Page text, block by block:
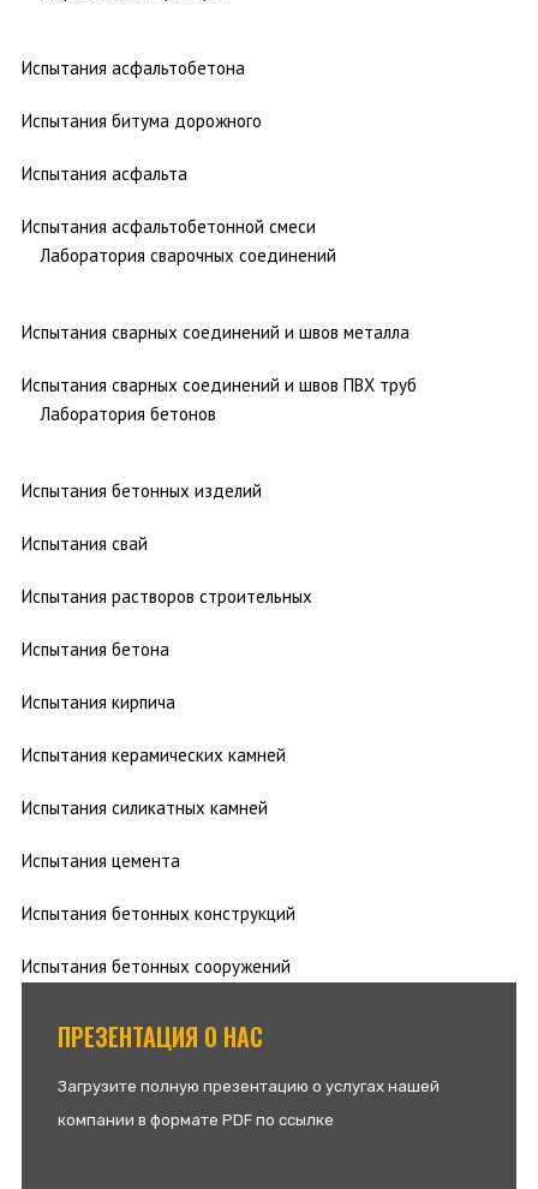
Испытания асфальтобетона
Испытания битума дорожного
Испытания асфальта
Испытания асфальтобетонной смеси
Лаборатория сварочных соединений
Испытания сварных соединений и швов металла
Испытания сварных соединений и швов ПВХ труб
Лаборатория бетонов
Испытания бетонных изделий
Испытания свай
Испытания растворов строительных
Испытания бетона
Испытания кирпича
Испытания керамических камней
Испытания силикатных камней
Испытания цемента
Испытания бетонных конструкций
Испытания бетонных сооружений
ПРЕЗЕНТАЦИЯ О НАС
Загрузите полную презентацию о услугах нашей
компании в формате PDF по ссылке